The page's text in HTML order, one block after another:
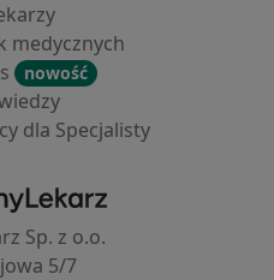
medycznych
nowość
dla Specjalisty
ZnanyLekarz - Strona główna
Sp. z o.o.
5/7